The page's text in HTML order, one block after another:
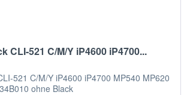
CLI-521 C/M/Y iP4600 iP4700...
521 C/M/Y iP4600 iP4700 MP540 MP620
ohne Black